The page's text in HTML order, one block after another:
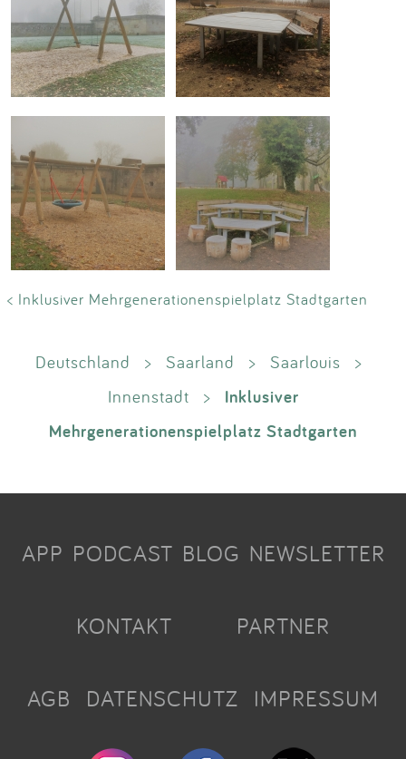
< Inklusiver Mehrgenerationenspielplatz Stadtgarten
Deutschland > Saarland > Saarlouis
>
Innenstadt
>
Inklusiver
Mehrgenerationenspielplatz Stadtgarten
APP PODCAST BLOG NEWSLETTER
KONTAKT PARTNER
AGB DATENSCHUTZ IMPRESSUM